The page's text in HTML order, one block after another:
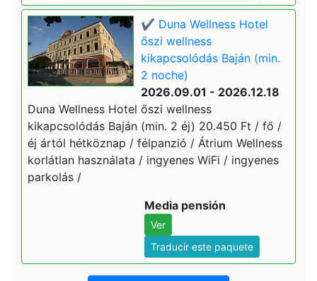
✔️ Duna Wellness Hotel
őszi wellness
kikapcsolódás Baján (min.
2 noche)
2026.09.01 - 2026.12.18
Duna Wellness Hotel őszi wellness
kikapcsolódás Baján (min. 2 éj) 20.450 Ft / fő /
éj ártól hétköznap / félpanzió / Átrium Wellness
korlátlan használata / ingyenes WiFi / ingyenes
parkolás /
Media pensión
Ver
Traducir este paquete